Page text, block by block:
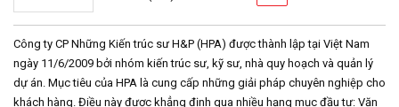
Công ty CP Những Kiến trúc sư H&P (HPA) được thành lập tại Việt Nam
ngày 11/6/2009 bởi nhóm kiến trúc sư, kỹ sư, nhà quy hoạch và quản lý
dự án. Mục tiêu của HPA là cung cấp những giải pháp chuyên nghiệp cho
khách hàng. Điều này được khẳng định qua nhiều hạng mục đầu tư: Văn